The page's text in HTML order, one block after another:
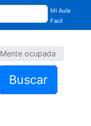
Mi Aula
Facil
Mente ocupada
Buscar